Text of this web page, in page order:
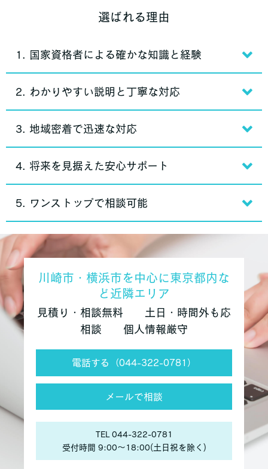
選ばれる理由
1. 国家資格者による確かな知識と経験
2. わかりやすい説明と丁寧な対応
3. 地域密着で迅速な対応
4. 将来を見据えた安心サポート
5. ワンストップで相談可能
川崎市・横浜市を中心に東京都内な
ど近隣エリア
見積り・相談無料 土日・時間外も応
相談 個人情報厳守
電話する（044-322-0781）
メールで相談
TEL 044-322-0781
受付時間 9:00〜18:00(土日祝を除く)